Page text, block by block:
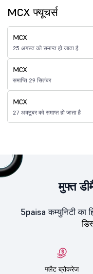
MCX फ्यूचर्स
MCX
25 अगस्त को समाप्त हो जाता है
MCX
समाप्ति 29 सितंबर
MCX
27 अक्टूबर को समाप्त हो जाता है
मुफ्त
5paisa कम्युनिटी का
फ्लैट ब्रोकरेज